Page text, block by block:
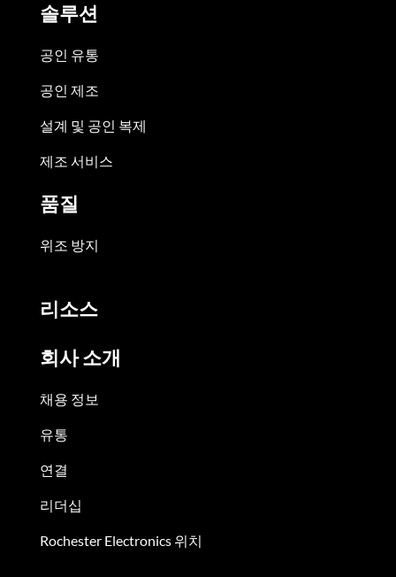
솔루션
공인 유통
공인 제조
설계 및 공인 복제
제조 서비스
품질
위조 방지
리소스
회사 소개
채용 정보
유통
연결
리더십
Rochester Electronics 위치